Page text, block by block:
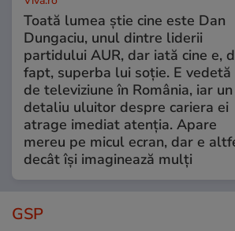
Toată lumea știe cine este Dan
Dungaciu, unul dintre liderii
partidului AUR, dar iată cine e,
fapt, superba lui soție. E vedetă
de televiziune în România, iar un
detaliu uluitor despre cariera ei
atrage imediat atenția. Apare
mereu pe micul ecran, dar e
decât își imaginează mulți
GSP